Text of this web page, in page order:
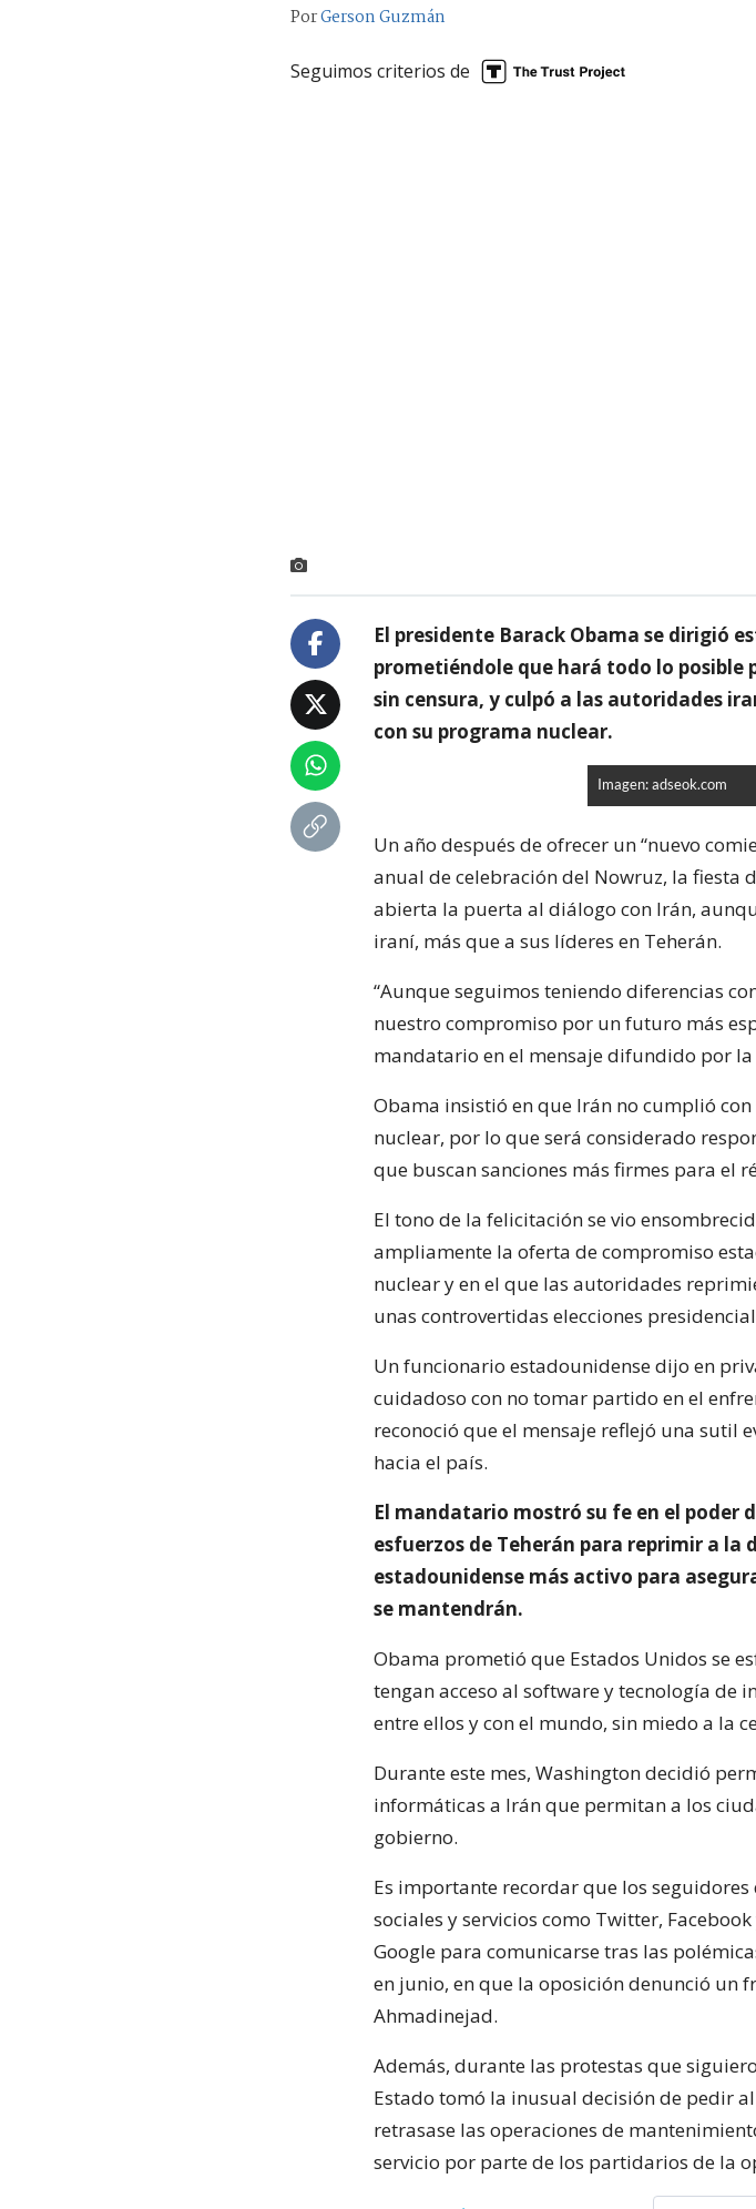
PorGerson Guzmán
Seguimos criterios de
El presidente Barack Obama se dirigió
prometiéndole que hará todo lo posible
sin censura, y culpó a las autoridades
con su programa nuclear.
Imagen: adseok.com
Un año después de ofrecer un “nuevo
anual de celebración del Nowruz, la fiesta
abierta la puerta al diálogo con Irán,
iraní, más que a sus líderes en Teherán.
“Aunque seguimos teniendo diferencias
nuestro compromiso por un futuro más
mandatario en el mensaje difundido por la
Obama insistió en que Irán no cumplió
nuclear, por lo que será considerado
que buscan sanciones más firmes para el
El tono de la felicitación se vio
ampliamente la oferta de compromiso
nuclear y en el que las autoridades
unas controvertidas elecciones
Un funcionario estadounidense dijo en
cuidadoso con no tomar partido en el
reconoció que el mensaje reflejó una sutil
hacia el país.
El mandatario mostró su fe en el poder
esfuerzos de Teherán para reprimir a la
estadounidense más activo para
se mantendrán.
Obama prometió que Estados Unidos se
tengan acceso al software y tecnología de
entre ellos y con el mundo, sin miedo a la
Durante este mes, Washington decidió
informáticas a Irán que permitan a los
gobierno.
Es importante recordar que los
sociales y servicios como Twitter,
Google para comunicarse tras las
en junio, en que la oposición denunció un
Ahmadinejad.
Además, durante las protestas que
Estado tomó la inusual decisión de pedir
retrasase las operaciones de
servicio por parte de los partidarios de la